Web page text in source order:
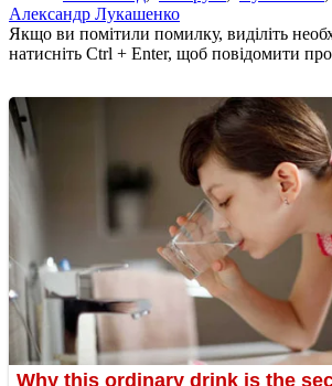
Александр Лукашенко
Якщо ви помітили помилку, виділіть
натисніть Ctrl + Enter, щоб повідомити